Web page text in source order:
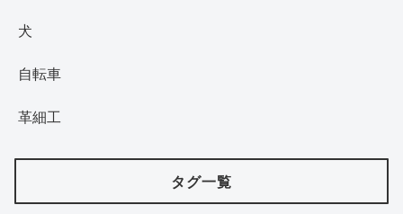
犬
自転車
革細工
タグ一覧